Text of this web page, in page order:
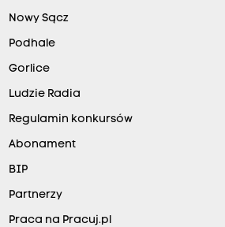
Nowy Sącz
Podhale
Gorlice
Ludzie Radia
Regulamin konkursów
Abonament
BIP
Partnerzy
Praca na Pracuj.pl